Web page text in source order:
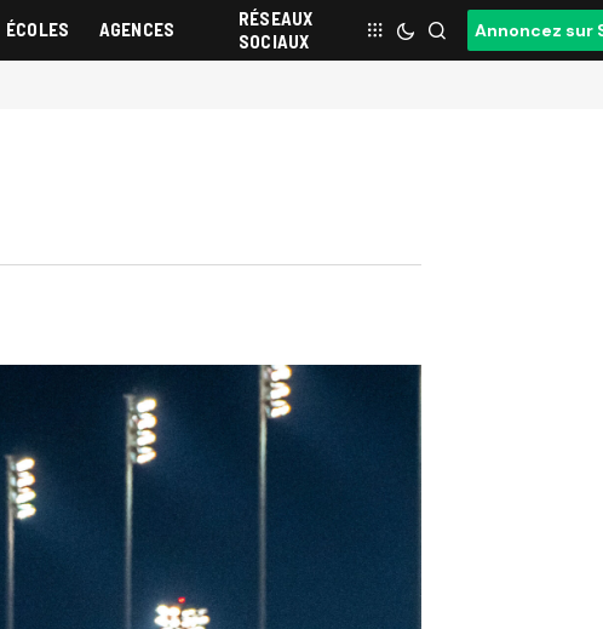
ÉCOLES AGENCES
RÉSEAUX
SOCIAUX
Annoncez sur